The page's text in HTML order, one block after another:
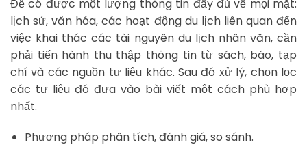
Để có được một lượng thông tin đầy đủ về mọi mặt:
lịch sử, văn hóa, các hoạt động du lịch liên quan đến
việc khai thác các tài nguyên du lịch nhân văn, cần
phải tiến hành thu thập thông tin từ sách, báo, tạp
chí và các nguồn tư liệu khác. Sau đó xử lý, chọn lọc
các tư liệu đó đưa vào bài viết một cách phù hợp
nhất.
Phương pháp phân tích, đánh giá, so sánh.